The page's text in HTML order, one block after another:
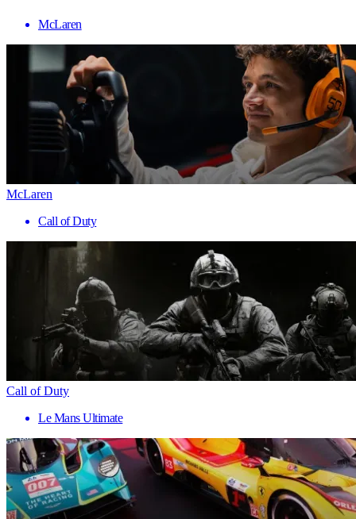
McLaren
McLaren
Call of Duty
Call of Duty
Le Mans Ultimate